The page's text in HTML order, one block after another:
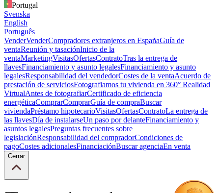
Portugal
Svenska
English
Português
VenderVenderCompradores extranjeros en EspañaGuía de
ventaReunión y tasaciónInicio de la
ventaMarketingVisitasOfertasContratoTras la entrega de
llavesFinanciamiento y asunto legalesFinanciamiento y asunto
legalesResponsabilidad del vendedorCostes de la ventaAcuerdo de
prestación de serviciosFotografiamos tu vivienda en 360° Realidad
VirtualAntes de fotografiarCertificado de eficiencia
energéticaComprarComprarGuía de compraBuscar
viviendaPréstamo hipotecarioVisitasOfertasContratoLa entrega de
las llavesDía de instalarseUn paso por delanteFinanciamiento y
asuntos legalesPreguntas frecuentes sobre
legislaciónResponsabilidad del compradorCondiciones de
pagoCostes adicionalesFinanciaciónBuscar agenciaEn venta
Cerrar